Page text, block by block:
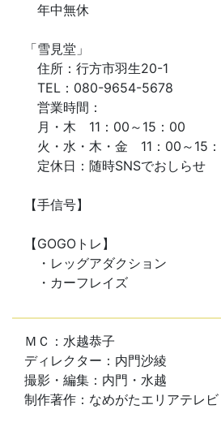
年中無休
「雪見堂」
住所：行方市羽生20-1
TEL：080-9654-5678
営業時間：
月・木 11：00～15：00
火・水・木・金 11：00～15
定休日：随時SNSでおしらせ
【手信号】
【GOGOトレ】
・レッグアダクション
・カーフレイズ
ＭＣ：水越恭子
ディレクター：内門沙綾
撮影・編集：内門・水越
制作著作：なめがたエリアテレビ